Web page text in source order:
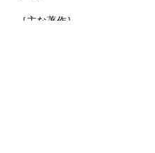
［主な著作］